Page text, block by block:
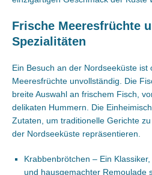
Frische Meeresfrüchte
Spezialitäten
Ein Besuch an der Nordseeküste
Meeresfrüchte unvollständig. Die
breite Auswahl an frischem Fisch,
delikaten Hummern. Die
Zutaten, um traditionelle Gerichte
der Nordseeküste repräsentieren.
Krabbenbrötchen – Ein
und hausgemachter Remoulade